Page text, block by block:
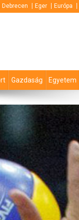
Debrecen Eger Európa
Gazdaság Egyetem